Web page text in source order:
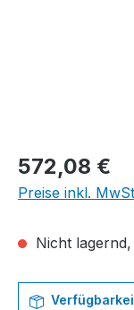
Regulärer Preis:
572,08 €
Preise inkl.
Nicht